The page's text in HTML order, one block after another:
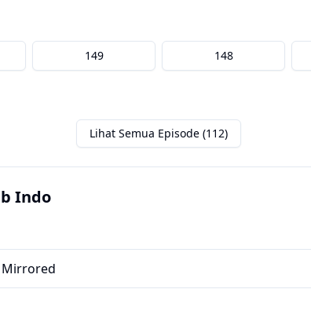
149 148
Lihat Semua Episode (112)
Indo
Mirrored